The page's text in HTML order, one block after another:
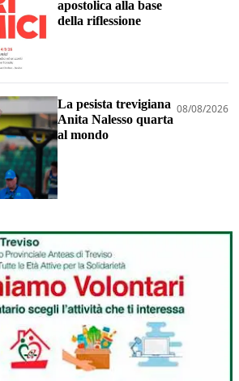
apostolica alla base
della riflessione
La pesista trevigiana
Anita Nalesso quarta
al mondo
08/08/2026